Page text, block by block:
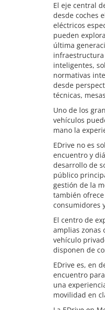
El eje central
desde coches
eléctricos
pueden
última
infraestructura
inteligentes,
normativas
desde
técnicas,
Uno de los
vehículos
mano la
EDrive no es
encuentro y
desarrollo de
público
gestión de la
también
consumidores
El centro de
amplias zonas
vehículo
disponen de
EDrive es, en
encuentro
una
movilidad en